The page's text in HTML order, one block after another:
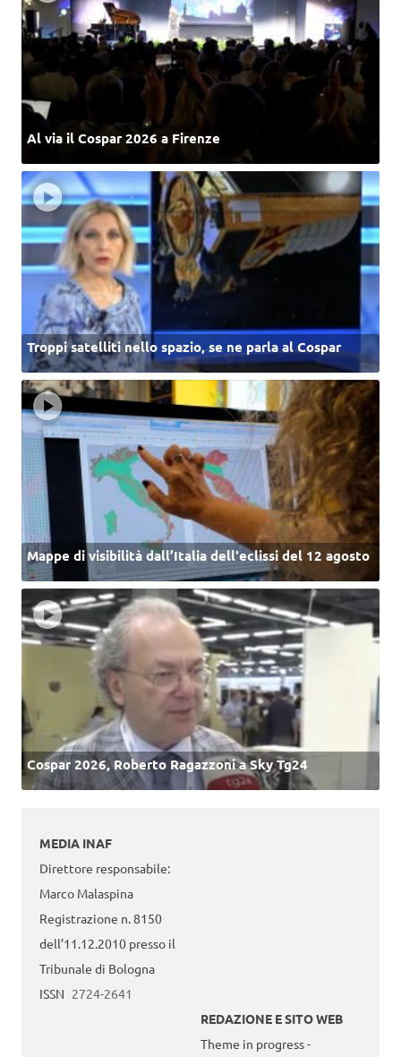
Al via il Cospar 2026 a Firenze
Troppi satelliti nello spazio, se ne parla al Cospar
Mappe di visibilità dall’Italia dell'eclissi del 12 agosto
Cospar 2026, Roberto Ragazzoni a Sky Tg24
MEDIA INAF
Direttore responsabile:
Marco Malaspina
Registrazione n. 8150
dell’11.12.2010 presso il
Tribunale di Bologna
ISSN 2724-2641
REDAZIONE E SITO WEB
Theme in progress -